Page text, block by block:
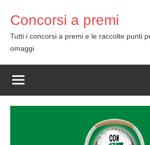
content
Concorsi a premi
Tutti i concorsi a premi e le raccolte punti
omaggi